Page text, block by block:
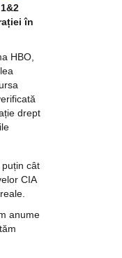
în
HBO,
drept
cât
CIA
anume